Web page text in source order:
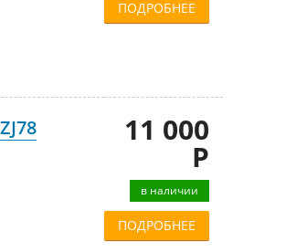
ПОДРОБНЕЕ
11 000
Р
в наличии
ПОДРОБНЕЕ